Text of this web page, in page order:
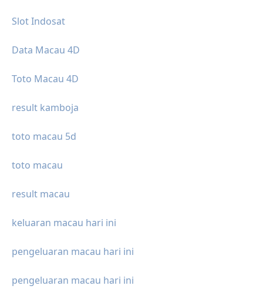
Slot Indosat
Data Macau 4D
Toto Macau 4D
result kamboja
toto macau 5d
toto macau
result macau
keluaran macau hari ini
pengeluaran macau hari ini
pengeluaran macau hari ini